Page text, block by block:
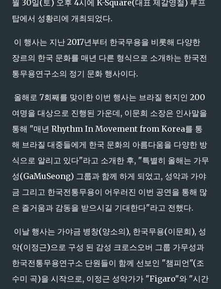
월 30일(토) 오후 4시에 K-Square(대표 제갈영철) 루프
탑에서 성황리에 개최되었다.
이 행사는 지난 2017년부터 한국무용을 비롯해 다양한
장르의 한국 문화를 매년 다른 형식으로 소개하는 한국전
통무용연구소의 정기 문화 행사이다.
올해로 7회째를 맞이한 이번 행사는 브라질 현지인 200
여명을 대상으로 진행된 가운데, 이문희 소장은 인사말을
통해 "매년 Rhythm In Movement from Korea를 통
해 브라질 대중들에게 한국 문화의 아름다움을 다양한 방
식으로 알리고 있다"라고 소개한 후, "특별히 올해는 가무
성(GaMuSeong) 그룹과 함께 하게 되었고, 성악과 가야
금 그리고 한국전통무용이 어우러진 이번 공연을 통해 많
은 즐거움과 감동을 받으시길 기대한다"라고 전했다.
이날 행사는 가야금 병창(양소의), 한국무용(이문희), 성
악(이정근)으로 구성 된 감성 크로스오버 그룹 가무성과
한국전통무용연구소 단원들이 함께 선보인 "챔피언"(조
수미 곡)을 시작으로, 이정근 성악가가 "Figaro"와 "시간